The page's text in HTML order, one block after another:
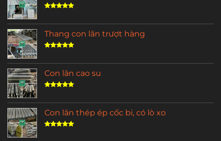
Thang con lăn trượt hàng
Con lăn cao su
Con lăn thép ép cốc bi, có lò xo